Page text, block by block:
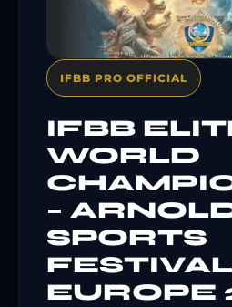
IFBB PRO OFFICIAL
IFBB
WORLD
–
SPORTS
FESTIVAL
EUROPE